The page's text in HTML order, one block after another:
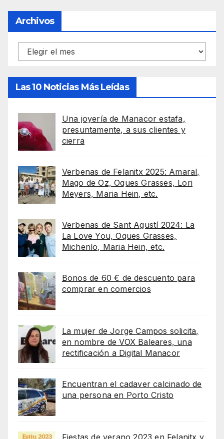
Archivos
Archivos
Las 10 Noticias Más Leídas
Una joyería de Manacor estafa,
presuntamente, a sus clientes y
cierra
Verbenas de Felanitx 2025: Amaral,
Mago de Oz, Oques Grasses, Lori
Meyers, Maria Hein, etc.
Verbenas de Sant Agustí 2024: La
La Love You, Oques Grasses,
Michenlo, Maria Hein, etc.
Bonos de 60 € de descuento para
comprar en comercios
La mujer de Jorge Campos solicita,
en nombre de VOX Baleares, una
rectificación a Digital Manacor
Encuentran el cadaver calcinado de
una persona en Porto Cristo